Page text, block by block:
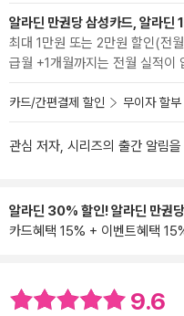
알라딘 만권당 삼성카드, 알라딘
최대 1만원 또는 2만원 할인(전
급월 +1개월까지는 전월 실적이
카드/간편결제 할인 무이자 할부
관심 저자, 시리즈의 출간 알림
알라딘 30% 할인! 알라딘 만권
카드혜택 15% + 이벤트혜택
9.6